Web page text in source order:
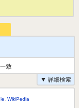
致
▼ 詳細検索
WikiPedia